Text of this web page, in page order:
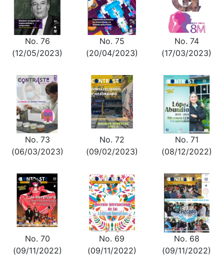
No. 76
(12/05/2023)
No. 75
(20/04/2023)
No. 74
(17/03/2023)
No. 73
(06/03/2023)
No. 72
(09/02/2023)
No. 71
(08/12/2022)
No. 70
(09/11/2022)
No. 69
(09/11/2022)
No. 68
(09/11/2022)